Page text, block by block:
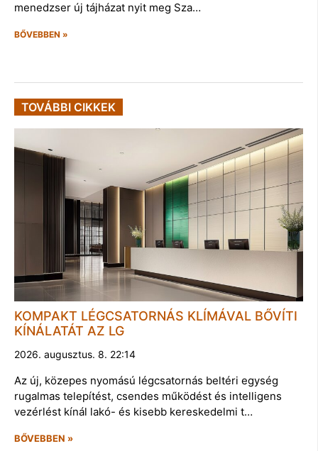
menedzser új tájházat nyit meg Sza…
BŐVEBBEN »
TOVÁBBI CIKKEK
KOMPAKT LÉGCSATORNÁS KLÍMÁVAL BŐVÍTI
KÍNÁLATÁT AZ LG
2026. augusztus. 8. 22:14
Az új, közepes nyomású légcsatornás beltéri egység
rugalmas telepítést, csendes működést és intelligens
vezérlést kínál lakó- és kisebb kereskedelmi t…
BŐVEBBEN »